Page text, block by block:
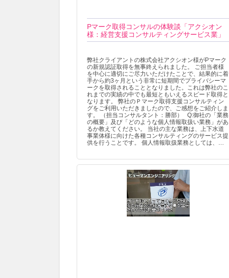
Pマーク取得コンサルの体験談「アクシオン
様：経営支援コンサルティングサービス業」
弊社クライアントの株式会社アクシオン様がPマーク
の新規認証取得を無事終えられました。 ご担当者様
を中心に適切にご尽力いただけたことで、結果的に着
手から約3ヶ月という非常に短期間でプライバシーマ
ークを取得されることとなりました。これは弊社のこ
れまでの実績の中でも最短ともいえるスピード取得と
なります。 弊社のＰマーク取得支援コンサルティン
グをご利用いただきましたので、ご感想をご紹介しま
す。 （担当コンサルタント：勝部） Q:御社の「業務
の概要」及び「どのような個人情報取扱い業務」があ
るか教えてください。 当社の主な業務は、上下水道
事業体様に向けた各種コンサルティングのサービス提
供を行うことです。 個人情報取扱業務としては、…